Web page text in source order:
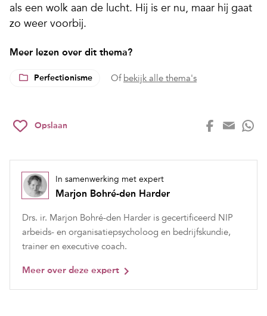
als een wolk aan de lucht. Hij is er nu, maar hij gaat
zo weer voorbij.
Meer lezen over dit thema?
Perfectionisme Of bekijk alle thema's
Opslaan
In samenwerking met expert
Marjon Bohré-den Harder
Drs. ir. Marjon Bohré-den Harder is gecertificeerd NIP
arbeids- en organisatiepsycholoog en bedrijfskundie,
trainer en executive coach.
Meer over deze expert